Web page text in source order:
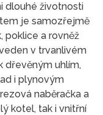
dlouhé životnosti
je samozřejmě
poklice a rovněž
v trvanlivém
dřevěným uhlím,
i plynovým
naběračka a
kotel, tak i vnitřní